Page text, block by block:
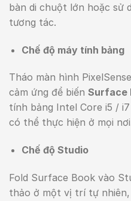
bàn di chuột lớn hoặc sử
tương tác.
Chế độ máy tính bảng
Tháo màn hình
cảm ứng để biến Surface
tính bảng Intel Core i5 /
có thể thực hiện ở mọi
Chế độ Studio
Fold Surface Book vào
thảo ở một vị trí tự